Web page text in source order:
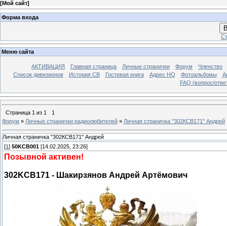
[Мой сайт]
Форма входа
Меню сайта
АКТИВАЦИЯ Главная страница Личные странички Форум
Членство
Список дивизионов
История СВ Гостевая книга Адрес HQ Фотоальбомы
FAQ (вопрос/
Страница 1 из 1
1
Форум » Личные странички радиолюбителей » Личная страничка "302КСВ171" Андрей
Личная страничка "302КСВ171" Андрей
[1 ] 50KCB001 [14.02.2025, 23:26]
Позывной активен!
302KCB171 - Шакирзянов Андрей Артёмович